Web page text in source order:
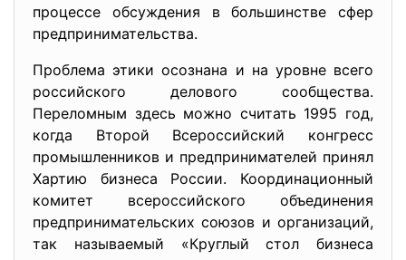
процессе обсуждения в большинстве сфер
предпринимательства.
Проблема этики осознана и на уровне всего
российского делового сообщества.
Переломным здесь можно считать 1995 год,
когда Второй Всероссийский конгресс
промышленников и предпринимателей принял
Хартию бизнеса России. Координационный
комитет всероссийского объединения
предпринимательских союзов и организаций,
так называемый «Круглый стол бизнеса